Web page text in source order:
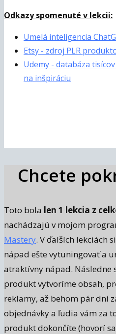
Odkazy spomenuté v lekcii:
Umelá inteligencia
Etsy - zdroj PLR
Udemy - databáza
na inšpiráciu
Chcete
Toto bola len 1 lekcia z
nachádzajú v mojom
Mastery. V ďalších lekciách
nápad ešte vytuningovať a
atraktívny nápad. Následne
produkt vytvoríme obsah,
reklamy, až behom pár dní
objednávky a ľudia vám za
produkt dokončíte (hovorí